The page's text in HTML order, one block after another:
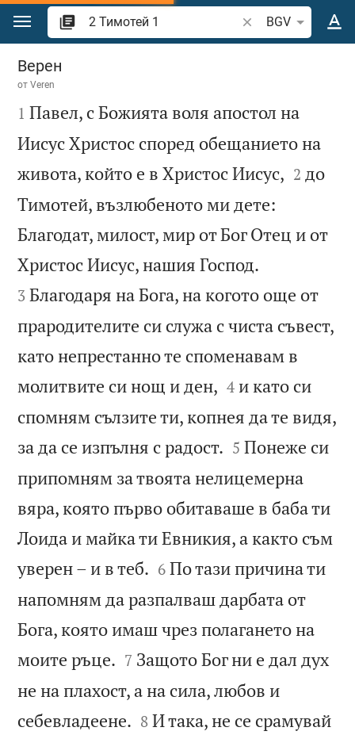
Преминете към съдържанието
Търсете стих или
BGV
2 Тимотей 1
Верен
отVeren

1 Павел, с Божията воля апостол на
Иисус Христос според обещанието на
живота, който е в Христос Иисус, 

2 до
Тимотей, възлюбеното ми дете:
Благодат, милост, мир от Бог Отец и от
Христос Иисус, нашия Господ.
3 Благодаря на Бога, на когото още от
прародителите си служа с чиста съвест,
като непрестанно те споменавам в
молитвите си нощ и ден, 

4 и като си
спомням сълзите ти, копнея да те видя,
за да се изпълня с радост. 

5 Понеже си
припомням за твоята нелицемерна
вяра, която първо обитаваше в баба ти
Лоида и майка ти Евникия, а както съм
уверен – и в теб. 

6 По тази причина ти
напомням да разпалваш дарбата от
Бога, която имаш чрез полагането на
моите ръце. 

7 Защото Бог ни е дал дух
не на плахост, а на сила, любов и
себевладеене. 

8 И така, не се срамувай